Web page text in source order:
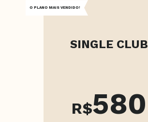
O PLANO MAIS VENDIDO!
SINGLE CLUB
R$580